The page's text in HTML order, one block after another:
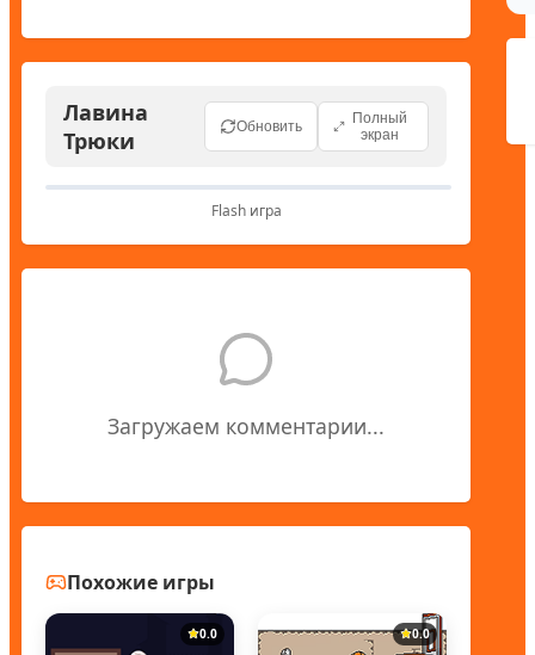
Лавина
Трюки
Обновить
Полный
экран
Flash игра
Загружаем комментарии...
Похожие игры
0.0 0.0